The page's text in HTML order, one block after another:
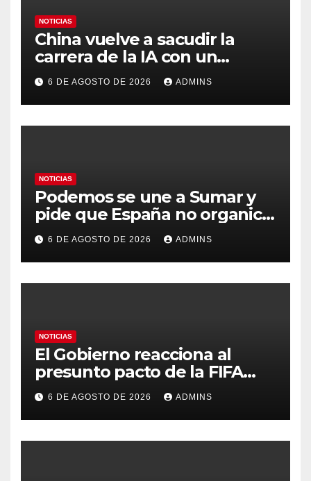
NOTICIAS
China vuelve a sacudir la
carrera de la IA con un
modelo capaz de trabajar
durante días sin intervención
humana
6 DE AGOSTO DE 2026 ADMINS
NOTICIAS
Podemos se une a Sumar y
pide que España no organice
el Mundial 2030 con
Marruecos por «atentar
contra la soberanía nacional»
6 DE AGOSTO DE 2026 ADMINS
NOTICIAS
El Gobierno reacciona al
presunto pacto de la FIFA
con Marruecos para acoger la
final del Mundial 2030:
«Tiene que ser en España»
6 DE AGOSTO DE 2026 ADMINS